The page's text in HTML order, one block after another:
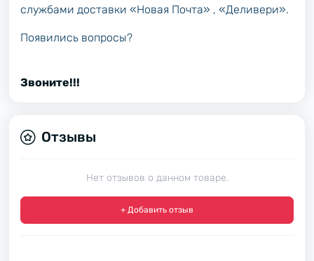
службами доставки «Новая Почта» , «Деливери».
Появились вопросы?
Звоните!!!
Отзывы
Нет отзывов о данном товаре.
+ Добавить отзыв